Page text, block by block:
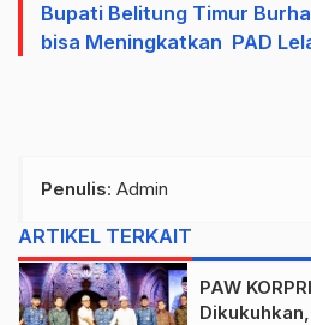
Bupati Belitung Timur
bisa Meningkatkan PAD
Penulis: Admin
ARTIKEL TERKAIT
PAW